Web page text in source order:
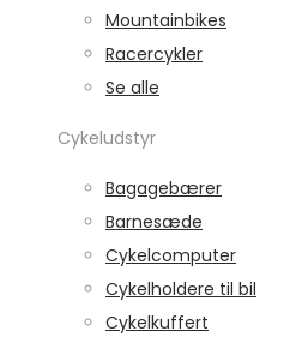
Mountainbikes
Racercykler
Se alle
Cykeludstyr
Bagagebærer
Barnesæde
Cykelcomputer
Cykelholdere til bil
Cykelkuffert